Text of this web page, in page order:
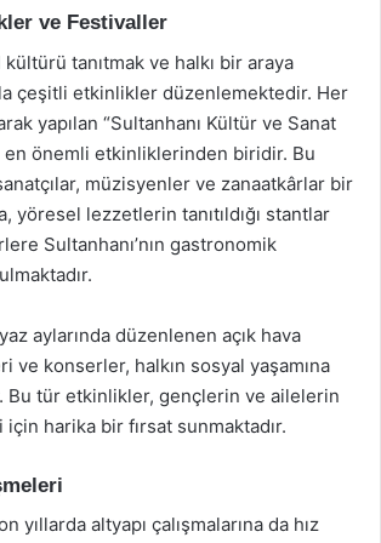
ve Festivaller
tanıtmak ve halkı bir araya
çeşitli etkinlikler düzenlemektedir. Her
yapılan “Sultanhanı Kültür ve Sanat
en önemli etkinliklerinden biridir. Bu
müzisyenler ve zanaatkârlar bir
yöresel lezzetlerin tanıtıldığı stantlar
Sultanhanı’nın gastronomik
aylarında düzenlenen açık hava
ve konserler, halkın sosyal yaşamına
Bu tür etkinlikler, gençlerin ve ailelerin
harika bir fırsat sunmaktadır.
yıllarda altyapı çalışmalarına da hız